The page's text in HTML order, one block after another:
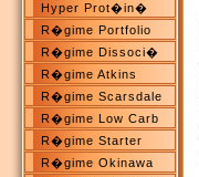
Hyper Prot�in�
R�gime Portfolio
R�gime Dissoci�
R�gime Atkins
R�gime Scarsdale
R�gime Low Carb
R�gime Starter
R�gime Okinawa